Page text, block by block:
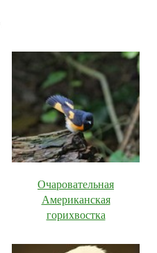
Очаровательная
Американская
горихвостка